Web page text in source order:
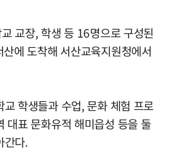
교장, 학생 등 16명으로 구성된
에 도착해 서산교육지원청에서
학생들과 수업, 문화 체험 프로
대표 문화유적 해미읍성 등을 둘
간다.